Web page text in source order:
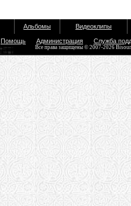
Альбомы Видеоклипы
Помощь Администрация Служба
Все права защищены © 2007-2026